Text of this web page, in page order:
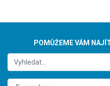
POMŮŽEME VÁM